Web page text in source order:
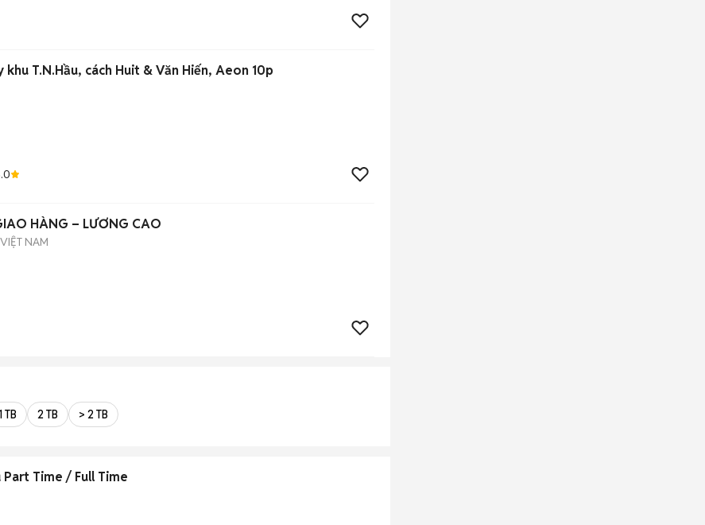
khu T.N.Hầu, cách Huit & Văn Hiến, Aeon 10p
HÀNG – LƯƠNG CAO
NAM
TB 2 TB > 2 TB
Part Time / Full Time